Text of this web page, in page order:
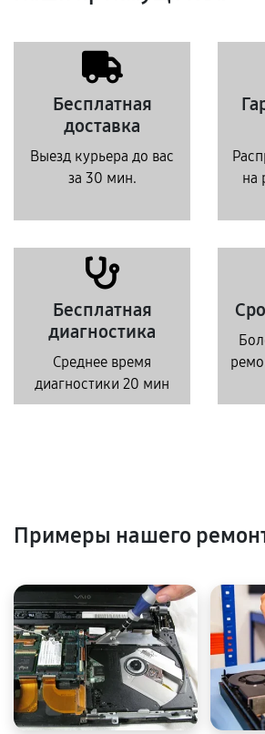
Бесплатная
доставка
Выезд курьера до вас
за 30 мин.
на
Бесплатная
диагностика
Среднее время
диагностики 20 мин
Примеры нашего